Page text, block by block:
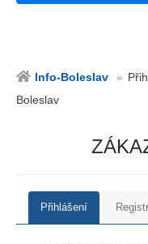
Info-Boleslav
Boleslav
Přihlášení